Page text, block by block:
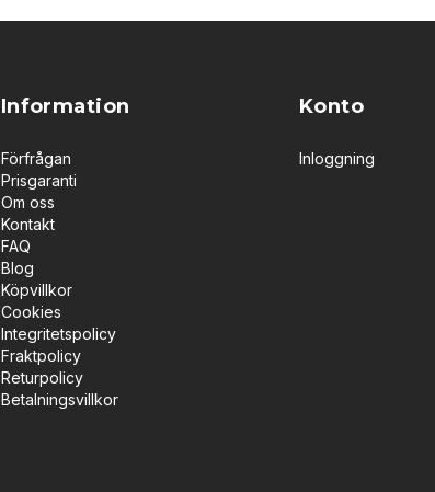
Information
Förfrågan
Prisgaranti
Om oss
Kontakt
FAQ
Blog
Köpvillkor
Cookies
Integritetspolicy
Fraktpolicy
Returpolicy
Betalningsvillkor
Konto
Inloggning